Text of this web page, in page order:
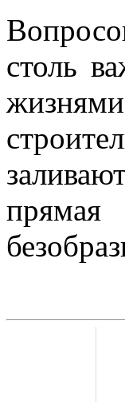
столь